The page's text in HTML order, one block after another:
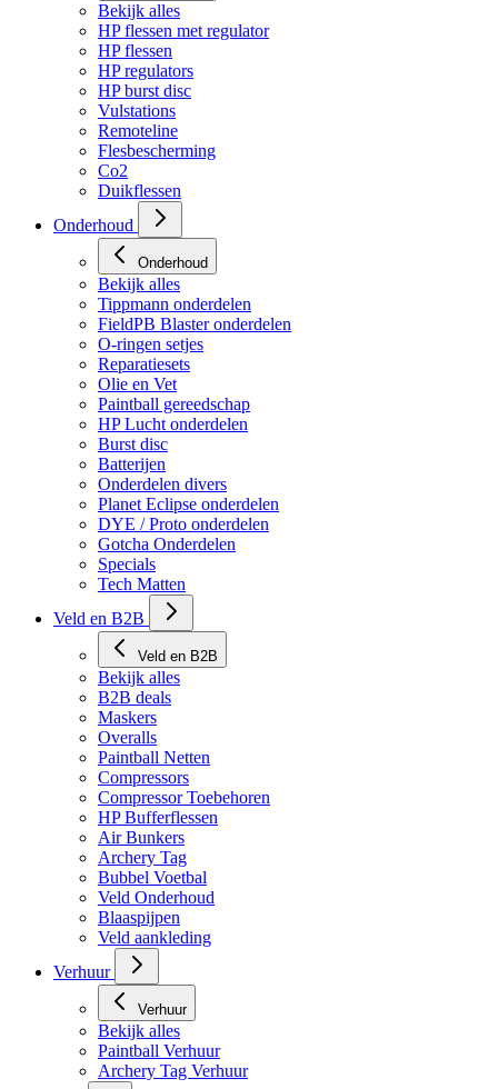
Bekijk alles
HP flessen met regulator
HP flessen
HP regulators
HP burst disc
Vulstations
Remoteline
Flesbescherming
Co2
Duikflessen
Onderhoud
Onderhoud
Bekijk alles
Tippmann onderdelen
FieldPB Blaster onderdelen
O-ringen setjes
Reparatiesets
Olie en Vet
Paintball gereedschap
HP Lucht onderdelen
Burst disc
Batterijen
Onderdelen divers
Planet Eclipse onderdelen
DYE / Proto onderdelen
Gotcha Onderdelen
Specials
Tech Matten
Veld en B2B
Veld en B2B
Bekijk alles
B2B deals
Maskers
Overalls
Paintball Netten
Compressors
Compressor Toebehoren
HP Bufferflessen
Air Bunkers
Archery Tag
Bubbel Voetbal
Veld Onderhoud
Blaaspijpen
Veld aankleding
Verhuur
Verhuur
Bekijk alles
Paintball Verhuur
Archery Tag Verhuur